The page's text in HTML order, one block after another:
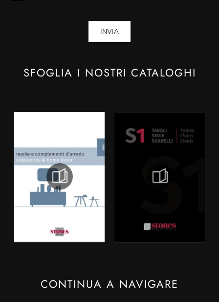
SFOGLIA I NOSTRI CATALOGHI
CONTINUA A NAVIGARE
INVIA